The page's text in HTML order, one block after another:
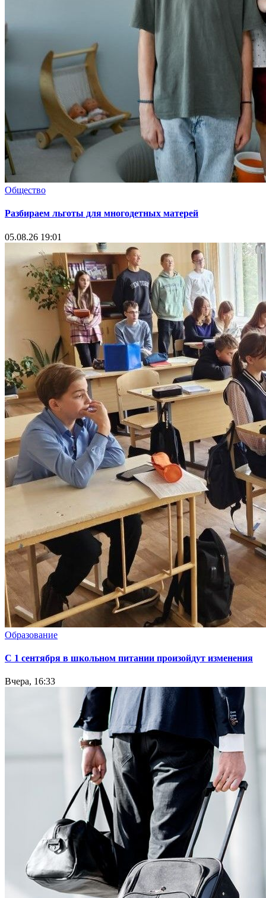
Общество
Разбираем льготы для многодетных матерей
05.08.26 19:01
Образование
С 1 сентября в школьном питании произойдут изменения
Вчера, 16:33